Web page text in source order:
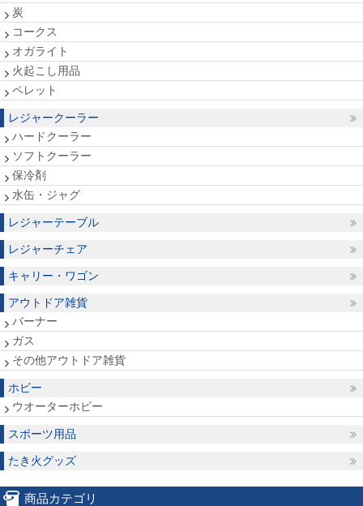
炭
コークス
オガライト
火起こし用品
ペレット
レジャークーラー
ハードクーラー
ソフトクーラー
保冷剤
水缶・ジャグ
レジャーテーブル
レジャーチェア
キャリー・ワゴン
アウトドア雑貨
バーナー
ガス
その他アウトドア雑貨
ホビー
ウオーターホビー
スポーツ用品
たき火グッズ
商品カテゴリ